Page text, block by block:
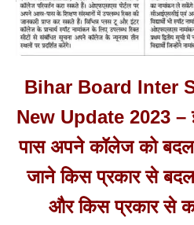
Bihar Board Inter
New Update 2023 –
पास अपने कॉलेज को
जाने किस प्रकार से
और किस प्रकार से